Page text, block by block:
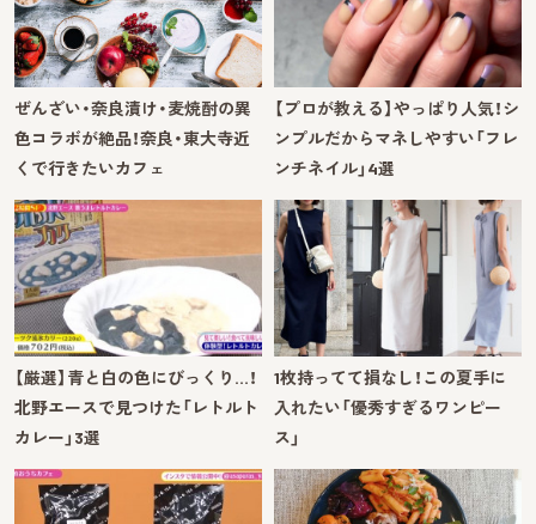
ぜんざい・奈良漬け・麦焼酎の異
色コラボが絶品！奈良・東大寺近
くで行きたいカフェ
【プロが教える】やっぱり人気！シ
ンプルだからマネしやすい「フレ
ンチネイル」4選
【厳選】青と白の色にびっくり…！
北野エースで見つけた「レトルト
カレー」3選
1枚持ってて損なし！この夏手に
入れたい「優秀すぎるワンピー
ス」